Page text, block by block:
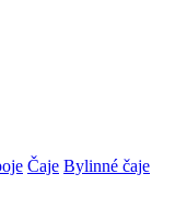
Čaje Bylinné čaje